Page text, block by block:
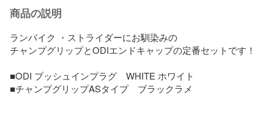
商品の説明
ランバイク ・ストライダーにお馴染みの
チャンプグリップとODIエンドキャップの定番セットです！
■ODI プッシュインプラグ　WHITE ホワイト
■チャンプグリップASタイプ　ブラックラメ